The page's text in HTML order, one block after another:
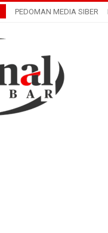
PEDOMAN MEDIA SIBER